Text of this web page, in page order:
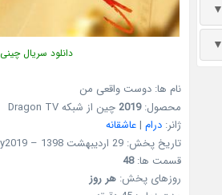
دانلود سریال چینی My True Friend 2019
نام ها: دوست واقعی من
محصول:2019چین از شبکه Dragon TV
ژانر: درام |عاشقانه
تاریخ پخش: 29 اردیبهشت 1398 – 19May2019
قسمت ها:48
روزهای پخش: هر روز
▼
▼